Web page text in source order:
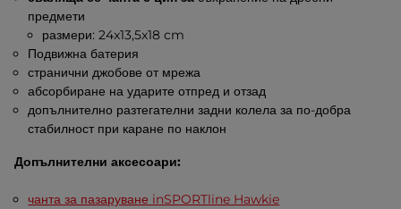
предмети
размери: 24x13,5x18 cm
Подвижна батерия
странични джобове от мрежа
абсорбиране на ударите отпред и отзад
допълнително разтегателни задни колела за по-добра
стабилност при каране по наклон
Допълнителни аксесоари:
чанта за пазаруване inSPORTline Hawkie